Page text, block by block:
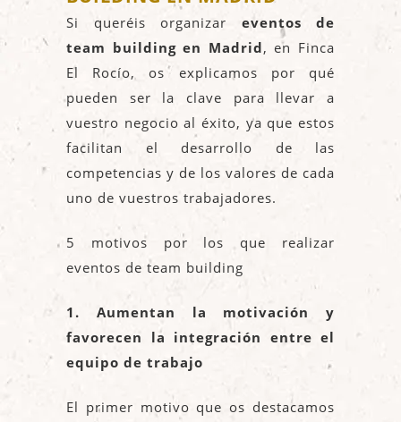
Si queréis organizar eventos de
team building en Madrid, en Finca
El Rocío, os explicamos por qué
pueden ser la clave para llevar a
vuestro negocio al éxito, ya que estos
facilitan el desarrollo de las
competencias y de los valores de cada
uno de vuestros trabajadores.
5 motivos por los que realizar
eventos de team building
1. Aumentan la motivación y
favorecen la integración entre el
equipo de trabajo
El primer motivo que os destacamos